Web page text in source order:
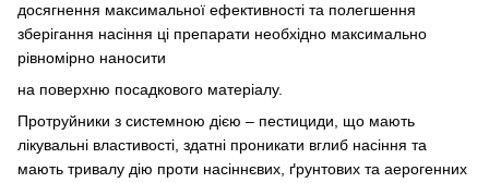
досягнення максимальної ефективності та полегшення
зберігання насіння ці препарати необхідно максимально
рівномірно наносити
на поверхню посадкового матеріалу.
Протруйники з системною дією – пестициди, що мають
лікувальні властивості, здатні проникати вглиб насіння та
мають тривалу дію проти насіннєвих, ґрунтових та аерогенних